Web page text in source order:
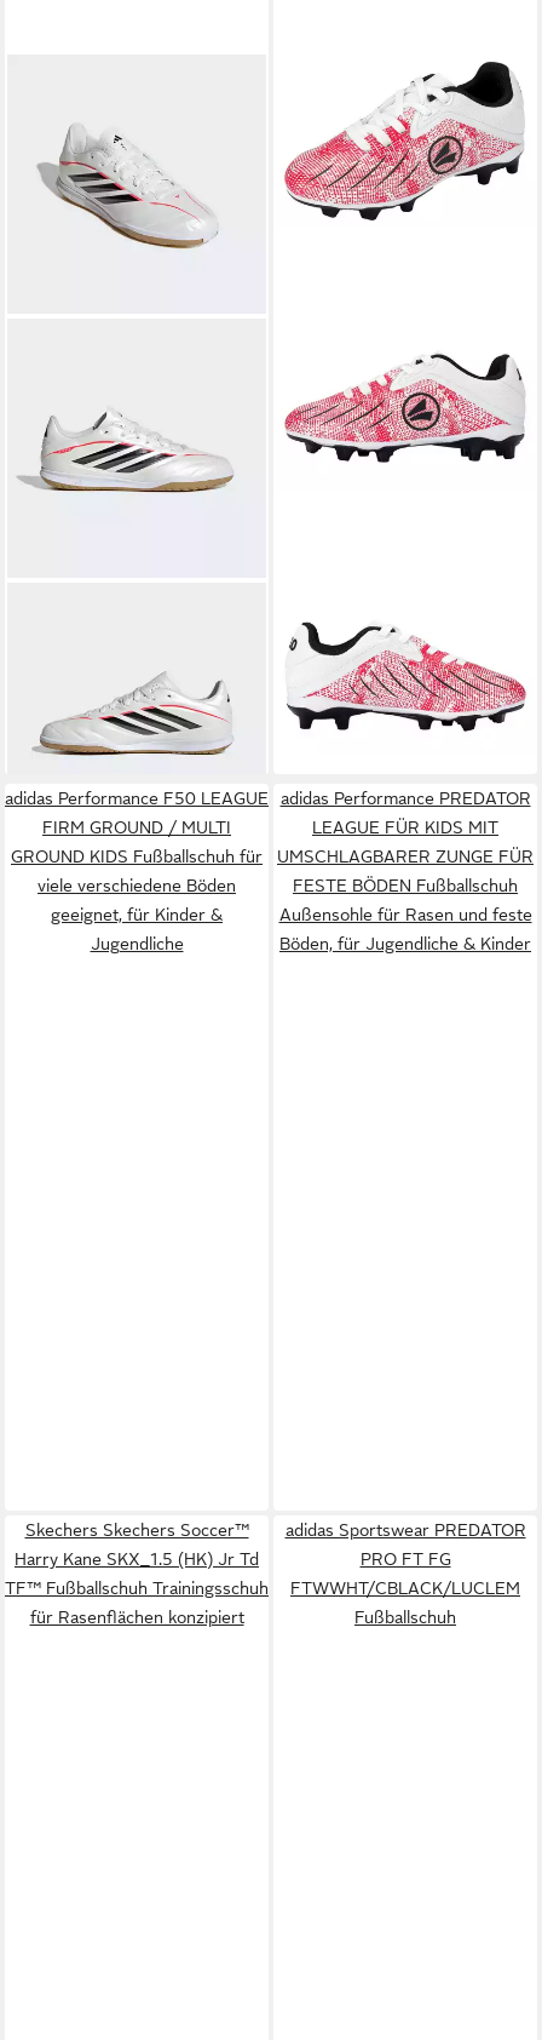
INDOOR KIDS Fußballschuh
für Hallenboden, für Kinder &
Jugendliche
40,00 €
Fußballschuh für Rasenplätze,
für Kinder & Jugendliche
ab 23,99 € UVP34,95 €
-31%
adidas Performance F50 LEAGUE
FIRM GROUND / MULTI
GROUND KIDS Fußballschuh für
viele verschiedene Böden
geeignet, für Kinder &
Jugendliche
adidas Performance PREDATOR
LEAGUE FÜR KIDS MIT
UMSCHLAGBARER ZUNGE FÜR
FESTE BÖDEN Fußballschuh
Außensohle für Rasen und feste
Böden, für Jugendliche & Kinder
Skechers Skechers Soccer™
Harry Kane SKX_1.5 (HK) Jr Td
TF™ Fußballschuh Trainingsschuh
für Rasenflächen konzipiert
adidas Sportswear PREDATOR
PRO FT FG
FTWWHT/CBLACK/LUCLEM
Fußballschuh